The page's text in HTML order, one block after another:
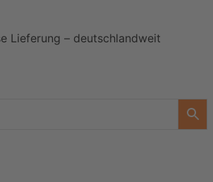
Lieferung – deutschlandweit